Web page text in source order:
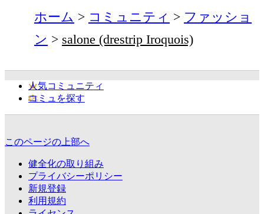
ホーム コミュニティ
ファッショ
ン
salone (drestrip Iroquois)
人気コミュニティ
コミュを探す
このページの上部へ
健全化の取り組み
プライバシーポリシー
新規登録
利用規約